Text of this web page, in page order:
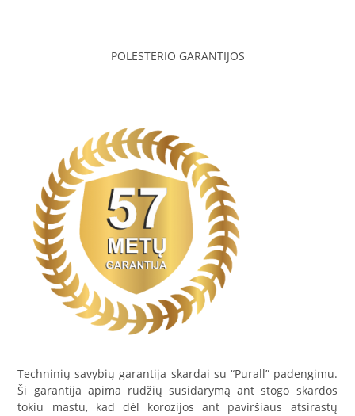
POLESTERIO GARANTIJOS
Techninių savybių garantija skardai su “Purall” padengimu.
Ši garantija apima rūdžių susidarymą ant stogo skardos
tokiu mastu, kad dėl korozijos ant paviršiaus atsirastų